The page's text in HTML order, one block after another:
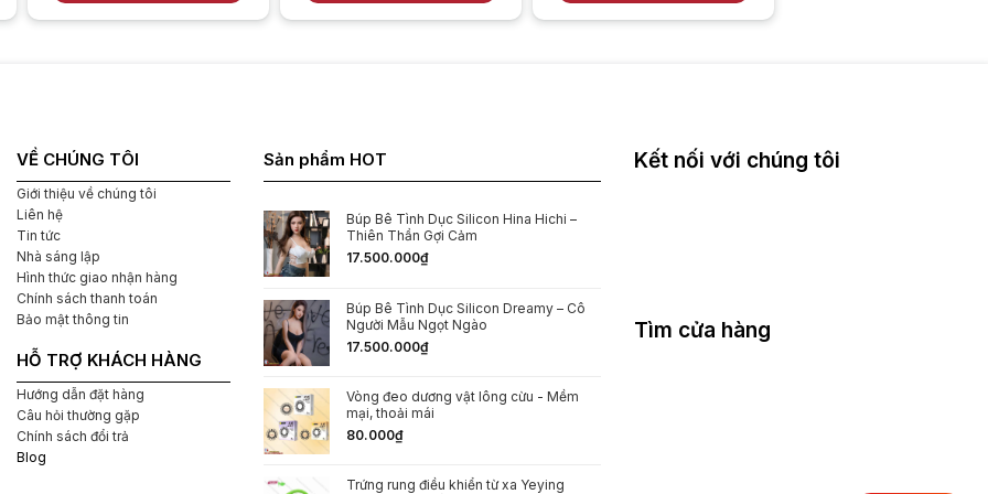
Siyi
bước sau đây:
trước khi quan hệ.
hoặc viêm nhiễm.
có thể làm giảm khả năng thụ thai.
chứng nhận an toàn để đảm bảo hiệu quả và an
VỀ CHÚNG TÔI
Giới thiệu về chúng tôi
Liên hệ
Tin tức
Nhà sáng lập
Hình thức giao nhận hàng
Chính sách thanh toán
Bảo mật thông tin
HỖ TRỢ KHÁCH HÀNG
Hướng dẫn đặt hàng
Câu hỏi thường gặp
Chính sách đổi trả
Blog
Sản phẩm HOT
Búp Bê Tình Dục Silicon Hina Hichi –
Thiên Thần Gợi Cảm
17.500.000₫
Búp Bê Tình Dục Silicon Dreamy – Cô
Người Mẫu Ngọt Ngào
17.500.000₫
Vòng đeo dương vật lông cừu - Mềm
mại, thoải mái
80.000₫
Trứng rung điều khiển từ xa Yeying
Kết nối với chúng tôi
Tìm cửa hàng